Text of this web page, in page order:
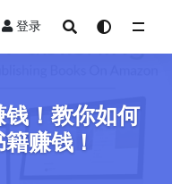
登录
！教你如何
赚钱！